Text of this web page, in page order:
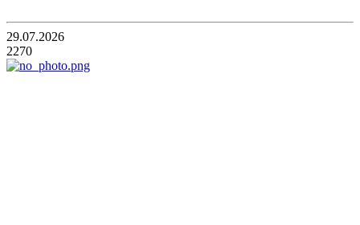
29.07.2026
2270